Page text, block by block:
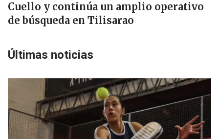
Cuello y continúa un amplio operativo
de búsqueda en Tilisarao
Últimas noticias